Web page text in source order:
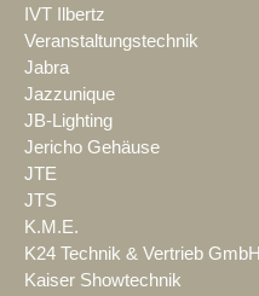
IVT Ilbertz
Veranstaltungstechnik
Jabra
Jazzunique
JB-Lighting
Jericho Gehäuse
JTE
JTS
K.M.E.
K24 Technik & Vertrieb GmbH
Kaiser Showtechnik